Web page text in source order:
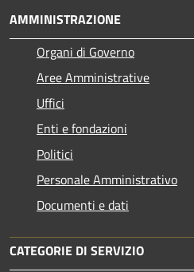
AMMINISTRAZIONE
Organi di Governo
Aree Amministrative
Uffici
Enti e fondazioni
Politici
Personale Amministrativo
Documenti e dati
CATEGORIE DI SERVIZIO